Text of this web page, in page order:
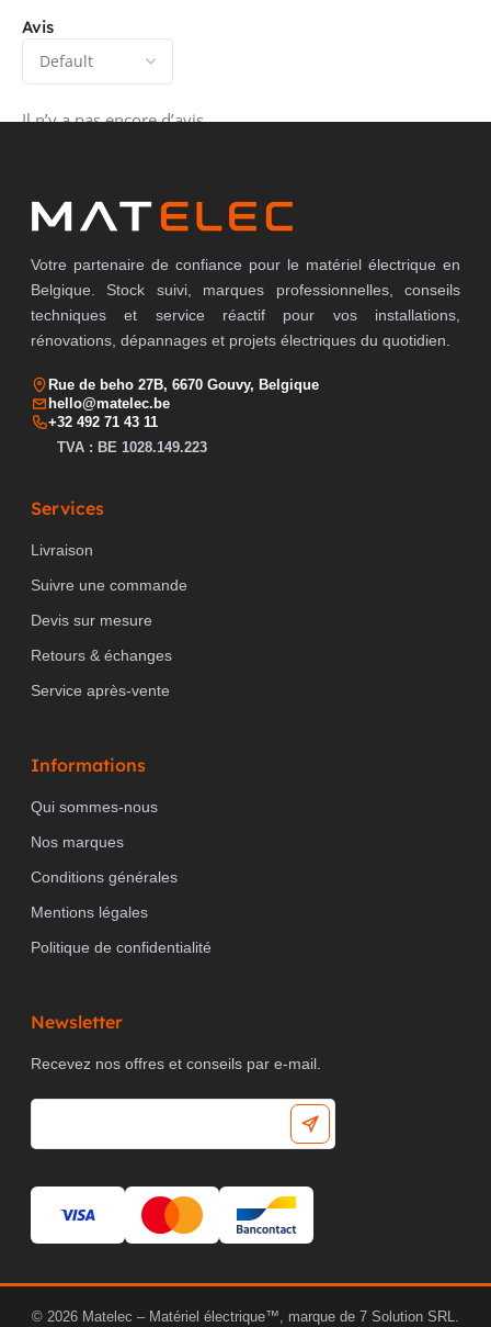
CONVIENT COMME CÂBLE
TÉLÉPHONIQUE
PRODUCT CARBON
FOOTPRINT (CO2)
Estimation
Sonepar
Avis
Il n’y a pas encore d’avis.
Votre partenaire de confiance pour le matériel électrique en
Belgique. Stock suivi, marques professionnelles, conseils
techniques et service réactif pour vos installations,
rénovations, dépannages et projets électriques du quotidien.
Rue de beho 27B, 6670 Gouvy, Belgique
hello@matelec.be
+32 492 71 43 11
TVA : BE 1028.149.223
Services
Livraison
Suivre une commande
Devis sur mesure
Retours & échanges
Service après-vente
Informations
Qui sommes-nous
Nos marques
Conditions générales
Mentions légales
Politique de confidentialité
Newsletter
Recevez nos offres et conseils par e-mail.
© 2026 Matelec – Matériel électrique™, marque de 7 Solution SRL.